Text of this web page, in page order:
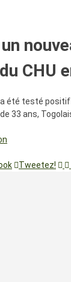
CHU
été testé positif
33 ans,
Tweetez!